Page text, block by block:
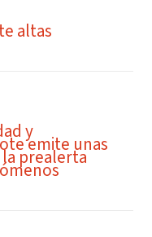
altas
y
emite unas
prealerta